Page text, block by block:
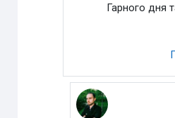
Гарного дня